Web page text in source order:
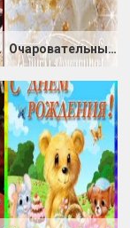
Очаровательные картинки с Днём Рождения